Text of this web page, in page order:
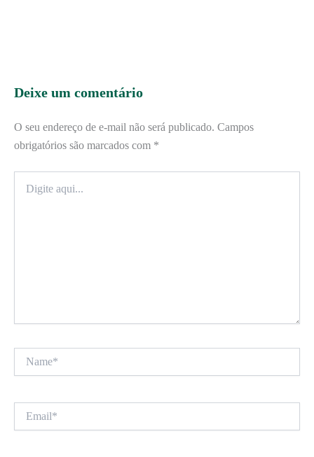
Deixe um comentário
O seu endereço de e-mail não será publicado. Campos
obrigatórios são marcados com *
aqui...